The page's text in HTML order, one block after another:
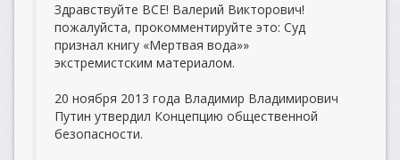
Здравствуйте ВСЕ! Валерий Викторович!
пожалуйста, прокомментируйте это: Суд
признал книгу «Мертвая вода»»
экстремистским материалом.
20 ноября 2013 года Владимир Владимирович
Путин утвердил Концепцию общественной
безопасности.